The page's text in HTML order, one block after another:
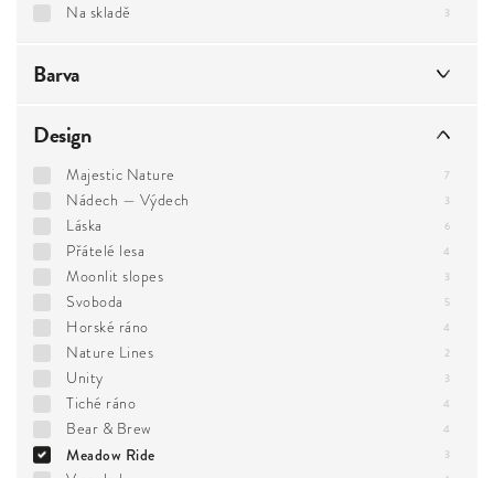
Na skladě 3
Barva
natural 1
krémová 0
Design
Majestic Nature 7
Nádech — Výdech 3
Láska 6
Přátelé lesa 4
Moonlit slopes 3
Svoboda 5
Horské ráno 4
Nature Lines 2
Unity 3
Tiché ráno 4
Bear & Brew 4
Meadow Ride 3